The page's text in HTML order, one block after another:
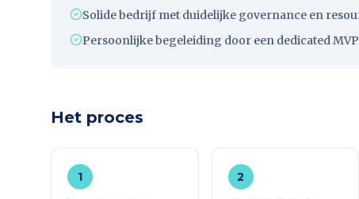
Solide bedrijf met duidelijke governance en
Persoonlijke begeleiding door een dedicated
Het proces
1 2